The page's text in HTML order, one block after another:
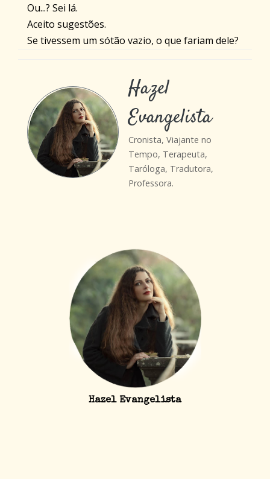
Ou...? Sei lá.
Aceito sugestões.
Se tivessem um sótão vazio, o que fariam dele?
Hazel
Evangelista
Cronista, Viajante no
Tempo, Terapeuta,
Taróloga, Tradutora,
Professora.
Hazel Evangelista